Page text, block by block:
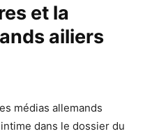
et la
ailiers
médias allemands
dans le dossier du